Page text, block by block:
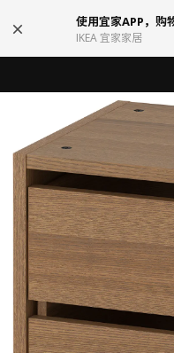
使用宜家APP，购
IKEA 宜家家居